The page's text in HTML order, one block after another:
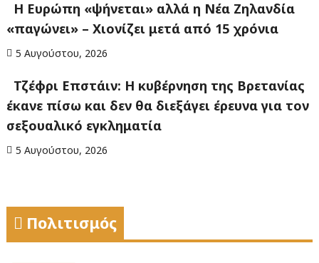
Η Ευρώπη «ψήνεται» αλλά η Νέα Ζηλανδία
«παγώνει» – Χιονίζει μετά από 15 χρόνια
5 Αυγούστου, 2026
Τζέφρι Επστάιν: Η κυβέρνηση της Βρετανίας
έκανε πίσω και δεν θα διεξάγει έρευνα για τον
σεξουαλικό εγκληματία
5 Αυγούστου, 2026
Πολιτισμός